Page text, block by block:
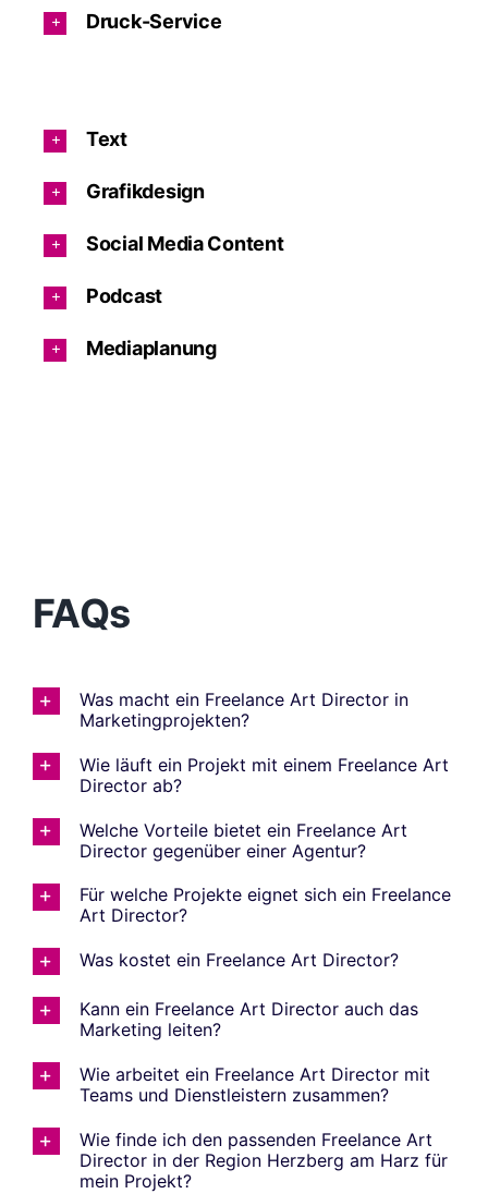
Druck-Service
Text
Grafikdesign
Social Media Content
Podcast
Mediaplanung
FAQs
Was macht ein Freelance Art Director in
Marketingprojekten?
Wie läuft ein Projekt mit einem Freelance Art
Director ab?
Welche Vorteile bietet ein Freelance Art
Director gegenüber einer Agentur?
Für welche Projekte eignet sich ein Freelance
Art Director?
Was kostet ein Freelance Art Director?
Kann ein Freelance Art Director auch das
Marketing leiten?
Wie arbeitet ein Freelance Art Director mit
Teams und Dienstleistern zusammen?
Wie finde ich den passenden Freelance Art
Director in der Region Herzberg am Harz für
mein Projekt?